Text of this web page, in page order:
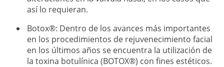
así lo requieran.
Botox®: Dentro de los avances más importantes
en los procedimientos de rejuvenecimiento facial
en los últimos años se encuentra la utilización de
la toxina botulínica (BOTOX®) con fines estéticos.